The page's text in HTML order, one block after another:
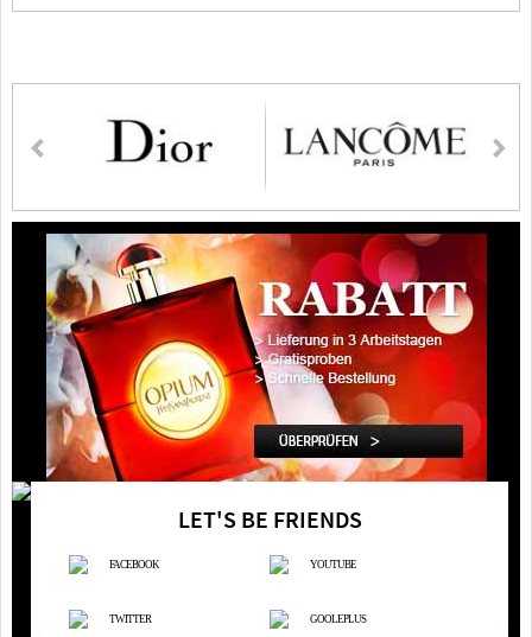
LET'S BE FRIENDS
FACEBOOK YOUTUBE
TWITTER GOOLEPLUS